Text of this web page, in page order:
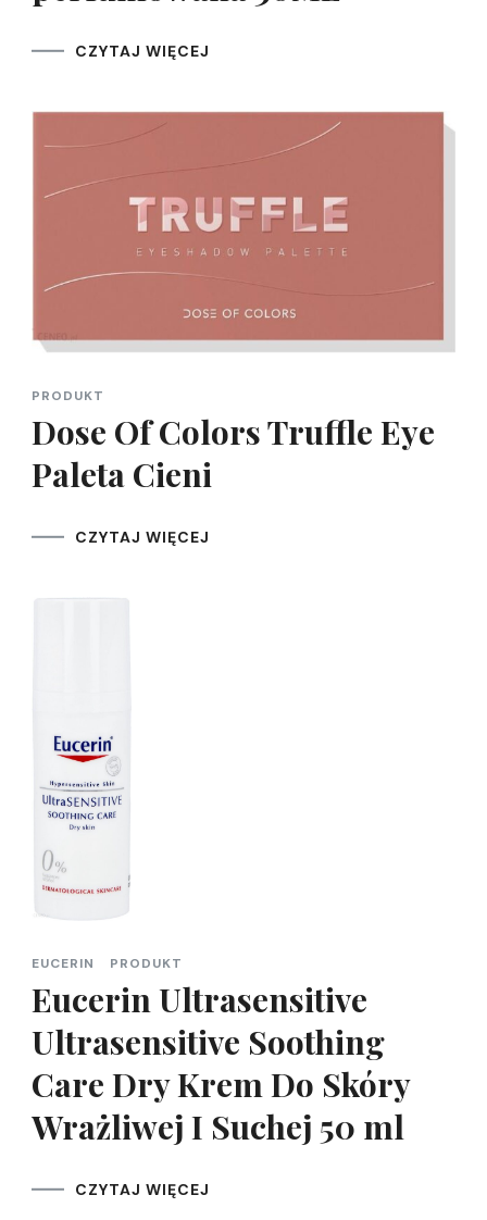
CZYTAJ WIĘCEJ
PRODUKT
Dose Of Colors Truffle Eye
Paleta Cieni
CZYTAJ WIĘCEJ
EUCERIN PRODUKT
Eucerin Ultrasensitive
Ultrasensitive Soothing
Care Dry Krem Do Skóry
Wrażliwej I Suchej 50 ml
CZYTAJ WIĘCEJ